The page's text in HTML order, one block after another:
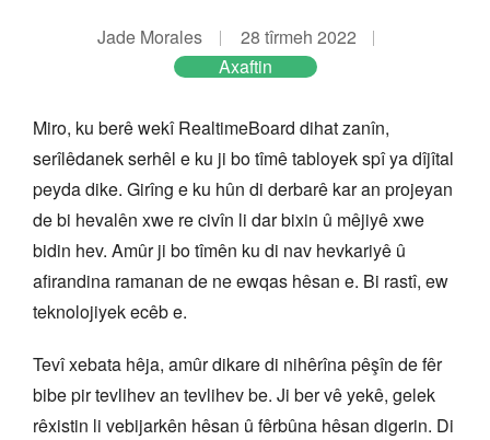
Jade Morales
28 tîrmeh 2022
Axaftin
Miro, ku berê wekî RealtimeBoard dihat zanîn,
serîlêdanek serhêl e ku ji bo tîmê tabloyek spî ya dîjîtal
peyda dike. Girîng e ku hûn di derbarê kar an projeyan
de bi hevalên xwe re civîn li dar bixin û mêjiyê xwe
bidin hev. Amûr ji bo tîmên ku di nav hevkariyê û
afirandina ramanan de ne ewqas hêsan e. Bi rastî, ew
teknolojiyek ecêb e.
Tevî xebata hêja, amûr dikare di nihêrîna pêşîn de fêr
bibe pir tevlihev an tevlihev be. Ji ber vê yekê, gelek
rêxistin li vebijarkên hêsan û fêrbûna hêsan digerin. Di